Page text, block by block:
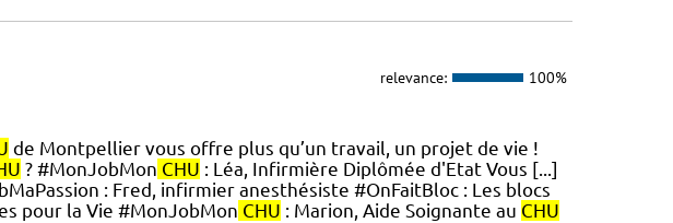
relevance: 100%
de Montpellier vous offre plus qu’un travail, un projet de vie !
? #MonJobMon CHU : Léa, Infirmière Diplômée d'Etat Vous [...]
: Fred, infirmier anesthésiste #OnFaitBloc : Les blocs
pour la Vie #MonJobMon CHU : Marion, Aide Soignante au CHU